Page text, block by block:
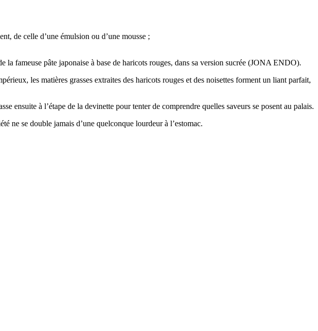
de celle d’une émulsion ou d’une mousse ;
fameuse pâte japonaise à base de haricots rouges, dans sa version sucrée (JONA ENDO).
les matières grasses extraites des haricots rouges et des noisettes forment un liant parfait,
ensuite à l’étape de la devinette pour tenter de comprendre quelles saveurs se posent au palais.
ne se double jamais d’une quelconque lourdeur à l’estomac.